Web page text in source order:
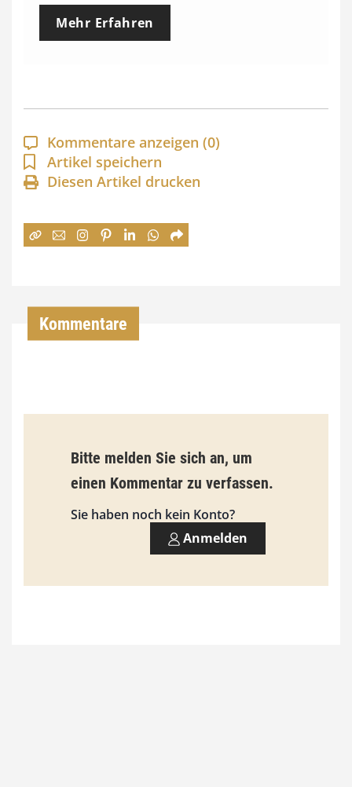
e
p
a
n
n
:
€
i
s
9
0
Mehr Erfahren
Kommentare anzeigen (0)
Artikel speichern
Diesen Artikel drucken
Kommentare
Bitte melden Sie sich an, um
einen Kommentar zu verfassen.
Sie haben noch kein Konto?
Anmelden